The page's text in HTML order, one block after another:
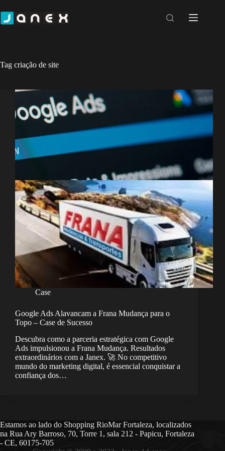
para
o
Tag criação de site
Case
Google Ads Alavancam a Frana Mudança para o
Topo – Case de Sucesso
Descubra como a parceria estratégica com Google
Ads impulsionou a Frana Mudança. Resultados
extraordinários com a Janex. 🚀 No competitivo
mundo do marketing digital, é essencial conquistar a
confiança dos…
Estamos ao lado do Shopping RioMar Fortaleza, localizados
na Rua Ary Barroso, 70, Torre 1, sala 212 - Papicu, Fortaleza
- CE, 60175-705